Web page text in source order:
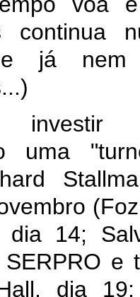
continua
já nem
investir
uma
dia 14;
e
dia 19;